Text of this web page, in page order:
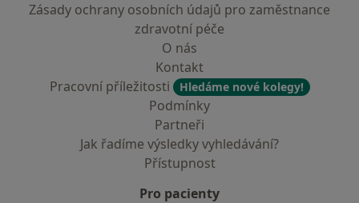
Zásady ochrany osobních údajů pro zaměstnance
zdravotní péče
O nás
Kontakt
Pracovní příležitosti
Hledáme nové kolegy!
Podmínky
Partneři
Jak řadíme výsledky vyhledávání?
Přístupnost
Pro pacienty